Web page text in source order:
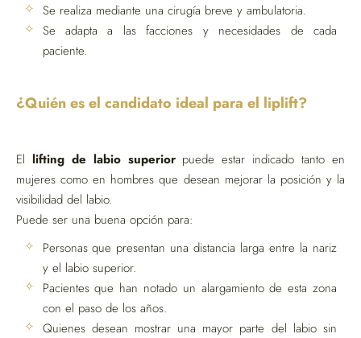
Se realiza mediante una cirugía breve y ambulatoria.
Se adapta a las facciones y necesidades de cada
paciente.
¿Quién es el candidato ideal para el liplift?
El lifting de labio superiorpuede estar indicado tanto en
mujeres como en hombres que desean mejorar la posición y la
visibilidad del labio.
Puede ser una buena opción para:
Personas que presentan una distancia larga entre la nariz
y el labio superior.
Pacientes que han notado un alargamiento de esta zona
con el paso de los años.
Quienes desean mostrar una mayor parte del labio sin